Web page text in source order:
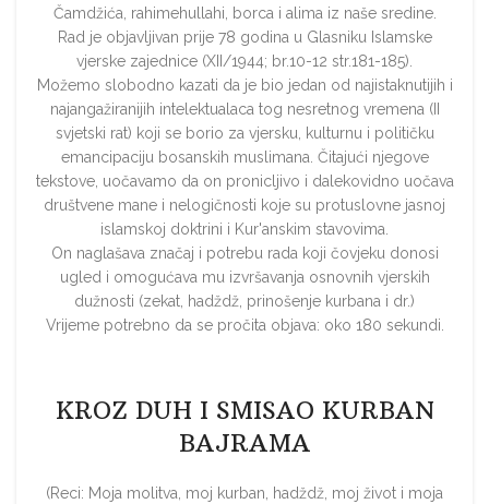
Čamdžića, rahimehullahi, borca i alima iz naše sredine.
Rad je objavljivan prije 78 godina u Glasniku Islamske
vjerske zajednice (XII/1944; br.10-12 str.181-185).
Možemo slobodno kazati da je bio jedan od najistaknutijih i
najangažiranijih intelektualaca tog nesretnog vremena (II
svjetski rat) koji se borio za vjersku, kulturnu i političku
emancipaciju bosanskih muslimana. Čitajući njegove
tekstove, uočavamo da on pronicljivo i dalekovidno uočava
društvene mane i nelogičnosti koje su protuslovne jasnoj
islamskoj doktrini i Kur'anskim stavovima.
On naglašava značaj i potrebu rada koji čovjeku donosi
ugled i omogućava mu izvršavanja osnovnih vjerskih
dužnosti (zekat, hadždž, prinošenje kurbana i dr.)
Vrijeme potrebno da se pročita objava: oko 180 sekundi.
KROZ DUH I SMISAO KURBAN
BAJRAMA
(Reci: Moja molitva, moj kurban, hadždž, moj život i moja